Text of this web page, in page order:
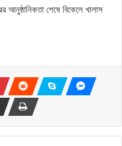
আনুষ্ঠানিকতা শেষে বিকেলে খালাস